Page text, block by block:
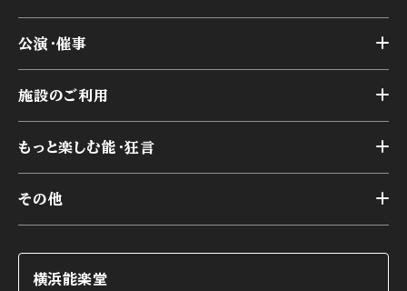
横浜能楽堂が取り組んだ事業
能舞台の歴史と特徴
様々なお客様に向けて
本舞台座席
交通アクセス
公演・催事
アーカイブ
施設のご利用
第二舞台
研修室
楽屋
ご利用の流れ
もっと楽しむ能・狂言
能舞台と演じ手
その他
コラム
横浜能楽堂